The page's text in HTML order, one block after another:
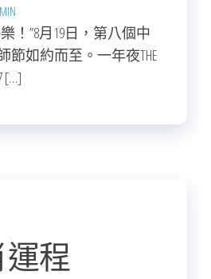
！”8月19日，第八個中
節如約而至。一年夜THE
[…]
程